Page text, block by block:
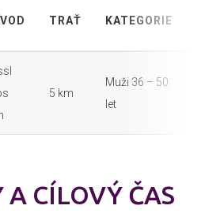
TRAŤ KATEGORIE
5 km
Muži 36 – 50
let
A CÍLOVÝ ČAS